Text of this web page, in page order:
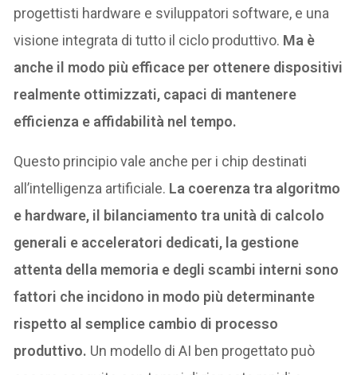
progettisti hardware e sviluppatori software, e una
visione integrata di tutto il ciclo produttivo. Ma è
anche il modo più efficace per ottenere dispositivi
realmente ottimizzati, capaci di mantenere
efficienza e affidabilità nel tempo.
Questo principio vale anche per i chip destinati
all’intelligenza artificiale. La coerenza tra algoritmo
e hardware, il bilanciamento tra unità di calcolo
generali e acceleratori dedicati, la gestione
attenta della memoria e degli scambi interni sono
fattori che incidono in modo più determinante
rispetto al semplice cambio di processo
produttivo. Un modello di AI ben progettato può